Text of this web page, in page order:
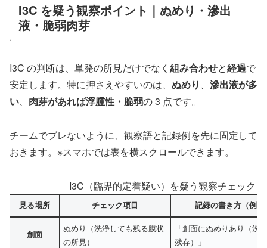
I3C を疑う観察ポイント｜ぬめり・滲出
液・脆弱肉芽
I3C の判断は、単発の所見だけでなく 組み合わせと経過で
安定します。特に押さえやすいのは、 ぬめり 、 滲出液が多
い、 肉芽があれば浮腫性・脆弱の 3 点です。
チームでブレないように、観察語と記録例を先に固定して
おきます。※スマホでは表を横スクロールできます。
I3C（臨界的定着疑い）を疑う観察チェック
見る場所 チェック項目 記録の書き方（例）
創面
ぬめり（洗浄しても残る膜状
の所見）
「創面にぬめりあり（洗
残存）」